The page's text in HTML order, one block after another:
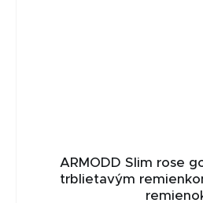
ARMODD Slim rose
trblietavým